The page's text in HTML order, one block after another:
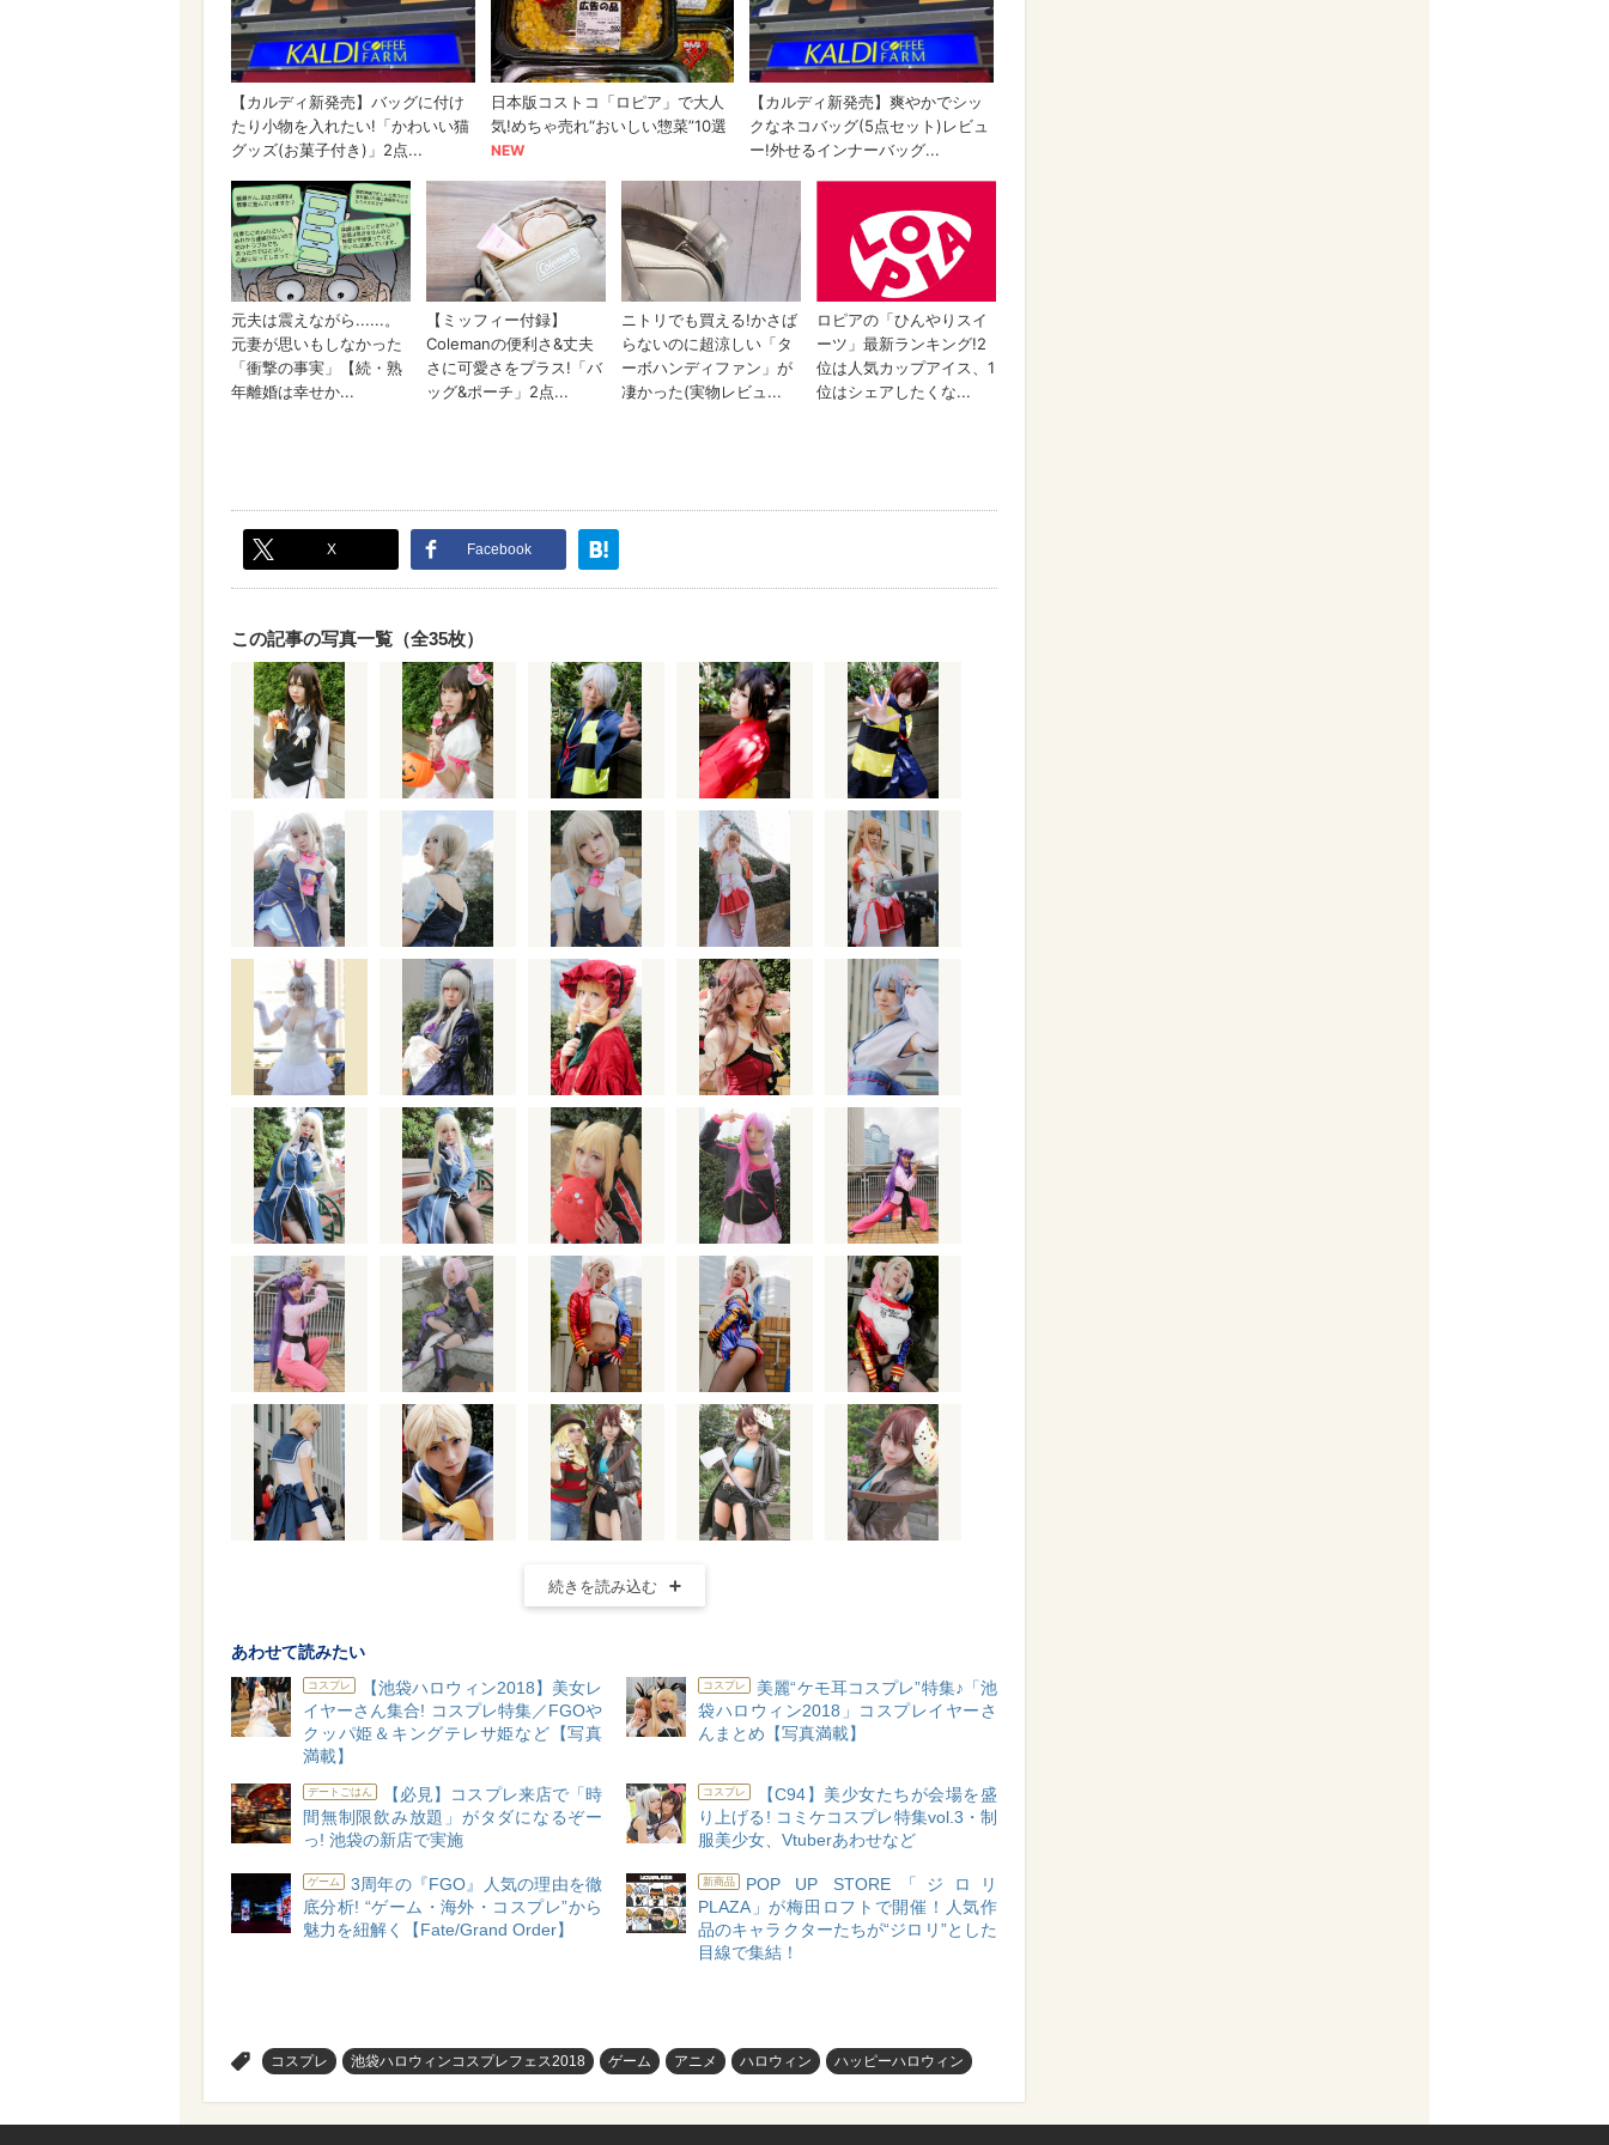
X Facebook
この記事の写真一覧（全35枚）
続きを読み込む
あわせて読みたい
コスプレ
【池袋ハロウィン2018】美女レ
イヤーさん集合! コスプレ特集／FGOや
クッパ姫＆キングテレサ姫など【写真
満載】
コスプレ
美麗“ケモ耳コスプレ”特集♪「池
袋ハロウィン2018」コスプレイヤーさ
んまとめ【写真満載】
デートごはん
【必見】コスプレ来店で「時
間無制限飲み放題」がタダになるぞー
っ! 池袋の新店で実施
コスプレ
【C94】美少女たちが会場を盛
り上げる! コミケコスプレ特集vol.3・制
服美少女、Vtuberあわせなど
ゲーム
3周年の『FGO』人気の理由を徹
底分析! “ゲーム・海外・コスプレ”から
魅力を紐解く【Fate/Grand Order】
新商品
POP UP STORE「ジロリ
PLAZA」が梅田ロフトで開催！人気作
品のキャラクターたちが“ジロリ”とした
目線で集結！
コスプレ 池袋ハロウィンコスプレフェス2018 ゲーム アニメ ハロウィン ハッピーハロウィン